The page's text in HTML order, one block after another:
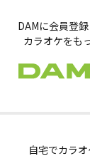
DAMに会員登
カラオケをも
自宅でカラオ